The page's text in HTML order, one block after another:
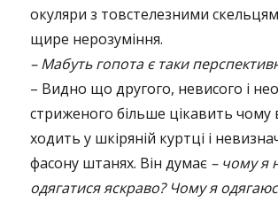
окуляри з товстелезними
щире нерозуміння.
– Мабуть гопота є таки
– Видно що другого, невисого і
стриженого більше цікавить чому
ходить у шкіряній куртці і
фасону штанях. Він думає – чому я
одягатися яскраво? Чому я